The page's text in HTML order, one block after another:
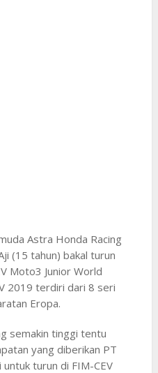
Astra Honda Racing
(15 tahun) bakal turun
Moto3 Junior World
2019 terdiri dari 8 seri
Eropa.
semakin tinggi tentu
yang diberikan PT
turun di FIM-CEV